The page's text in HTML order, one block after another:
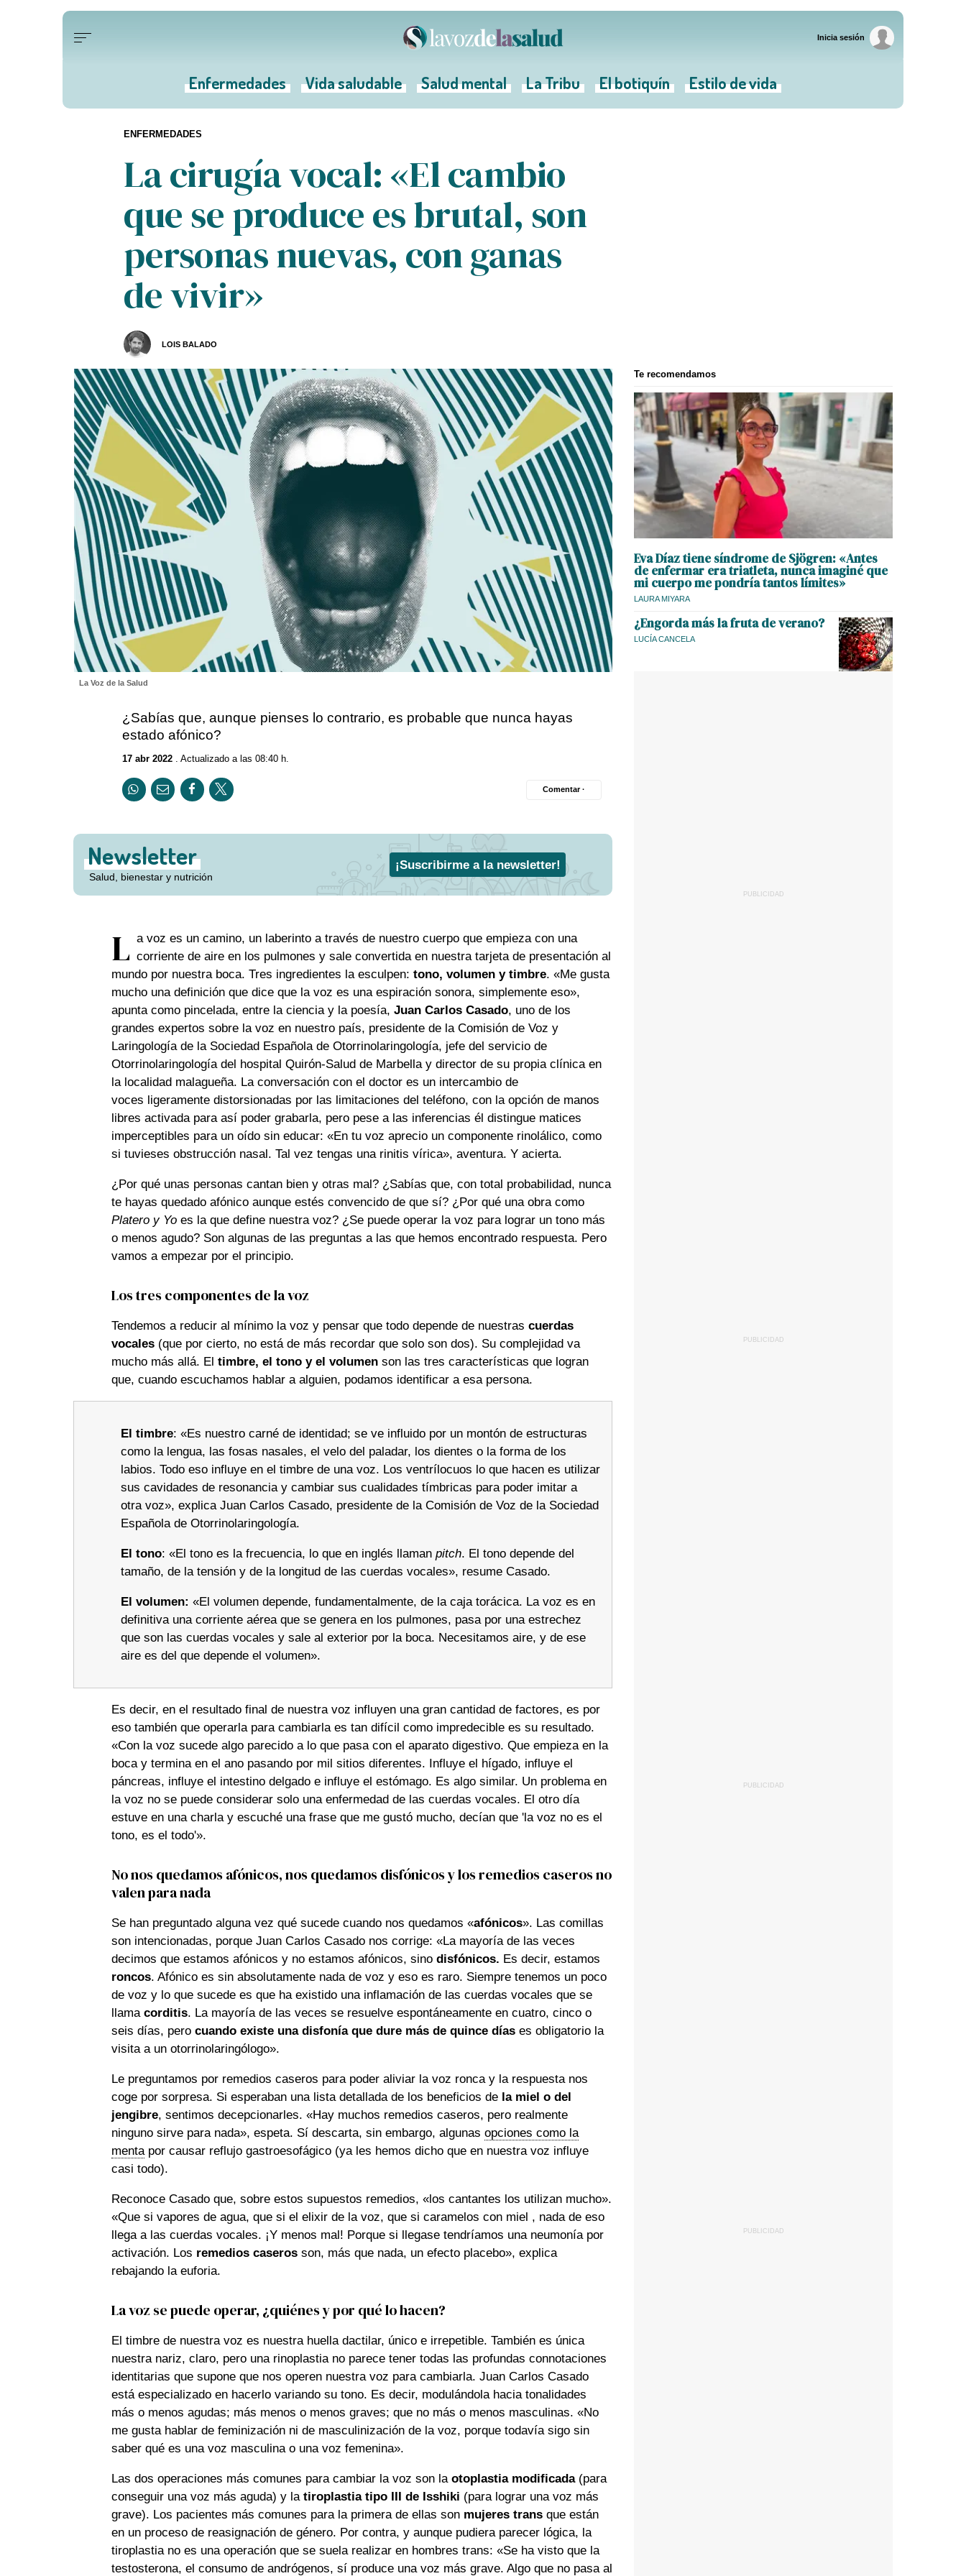
Inicia sesión
Enfermedades Vida saludable Salud mental La Tribu El botiquín Estilo de vida
La cirugía vocal: «El cambio
que se produce es brutal, son
personas nuevas, con ganas
de vivir»
LOIS BALADO
ENFERMEDADES
La Voz de la Salud
¿Sabías que, aunque pienses lo contrario, es probable que nunca hayas
estado afónico?
17 abr 2022. Actualizado a las 08:40 h.
Comentar ·
Newsletter
Salud, bienestar y nutrición
¡Suscribirme a la newsletter!
L a voz es un camino, un laberinto a través de nuestro cuerpo que empieza con una
corriente de aire en los pulmones y sale convertida en nuestra tarjeta de presentación al
mundo por nuestra boca. Tres ingredientes la esculpen: tono, volumen y timbre. «Me gusta
mucho una definición que dice que la voz es una espiración sonora, simplemente eso»,
apunta como pincelada, entre la ciencia y la poesía, Juan Carlos Casado, uno de los
grandes expertos sobre la voz en nuestro país, presidente de la Comisión de Voz y
Laringología de la Sociedad Española de Otorrinolaringología, jefe del servicio de
Otorrinolaringología del hospital Quirón-Salud de Marbella y director de su propia clínica en
la localidad malagueña. La conversación con el doctor es un intercambio de
voces ligeramente distorsionadas por las limitaciones del teléfono, con la opción de manos
libres activada para así poder grabarla, pero pese a las inferencias él distingue matices
imperceptibles para un oído sin educar: «En tu voz aprecio un componente rinolálico, como
si tuvieses obstrucción nasal. Tal vez tengas una rinitis vírica», aventura. Y acierta.
¿Por qué unas personas cantan bien y otras mal? ¿Sabías que, con total probabilidad, nunca
te hayas quedado afónico aunque estés convencido de que sí? ¿Por qué una obra como
Platero y Yoes la que define nuestra voz? ¿Se puede operar la voz para lograr un tono más
o menos agudo? Son algunas de las preguntas a las que hemos encontrado respuesta. Pero
vamos a empezar por el principio.
Los tres componentes de la voz
Tendemos a reducir al mínimo la voz y pensar que todo depende de nuestras cuerdas
vocales(que por cierto, no está de más recordar que solo son dos). Su complejidad va
mucho más allá. El timbre, el tono y el volumenson las tres características que logran
que, cuando escuchamos hablar a alguien, podamos identificar a esa persona.
El timbre: «Es nuestro carné de identidad; se ve influido por un montón de estructuras
como la lengua, las fosas nasales, el velo del paladar, los dientes o la forma de los
labios. Todo eso influye en el timbre de una voz. Los ventrílocuos lo que hacen es utilizar
sus cavidades de resonancia y cambiar sus cualidades tímbricas para poder imitar a
otra voz», explica Juan Carlos Casado, presidente de la Comisión de Voz de la Sociedad
Española de Otorrinolaringología.
El tono: «El tono es la frecuencia, lo que en inglés llamanpitch. El tono depende del
tamaño, de la tensión y de la longitud de las cuerdas vocales», resume Casado.
El volumen: «El volumen depende, fundamentalmente, de la caja torácica. La voz es en
definitiva una corriente aérea que se genera en los pulmones, pasa por una estrechez
que son las cuerdas vocales y sale al exterior por la boca. Necesitamos aire, y de ese
aire es del que depende el volumen».
Es decir, en el resultado final de nuestra voz influyen una gran cantidad de factores, es por
eso también que operarla para cambiarla es tan difícil como impredecible es su resultado.
«Con la voz sucede algo parecido a lo que pasa con el aparato digestivo. Que empieza en la
boca y termina en el ano pasando por mil sitios diferentes. Influye el hígado, influye el
páncreas, influye el intestino delgado e influye el estómago. Es algo similar. Un problema en
la voz no se puede considerar solo una enfermedad de las cuerdas vocales. El otro día
estuve en una charla y escuché una frase que me gustó mucho, decían que 'la voz no es el
tono, es el todo'».
No nos quedamos afónicos, nos quedamos disfónicos y los remedios caseros no
valen para nada
Se han preguntado alguna vez qué sucede cuando nos quedamos «afónicos». Las comillas
son intencionadas, porque Juan Carlos Casado nos corrige: «La mayoría de las veces
decimos que estamos afónicos y no estamos afónicos, sino disfónicos. Es decir, estamos
roncos. Afónico es sin absolutamente nada de voz y eso es raro. Siempre tenemos un poco
de voz y lo que sucede es que ha existido una inflamación de las cuerdas vocales que se
llama corditis. La mayoría de las veces se resuelve espontáneamente en cuatro, cinco o
seis días, pero cuando existe una disfonía que dure más de quince díases obligatorio la
visita a un otorrinolaringólogo».
Le preguntamos por remedios caseros para poder aliviar la voz ronca y la respuesta nos
coge por sorpresa. Si esperaban una lista detallada de los beneficios de la miel o del
jengibre, sentimos decepcionarles. «Hay muchos remedios caseros, pero realmente
ninguno sirve para nada», espeta. Sí descarta, sin embargo, algunas opciones como la
mentapor causar reflujo gastroesofágico (ya les hemos dicho que en nuestra voz influye
casi todo).
Reconoce Casado que, sobre estos supuestos remedios, «los cantantes los utilizan mucho».
«Que si vapores de agua, que si el elixir de la voz, que si caramelos con miel , nada de eso
llega a las cuerdas vocales. ¡Y menos mal! Porque si llegase tendríamos una neumonía por
activación. Los remedios caserosson, más que nada, un efecto placebo», explica
rebajando la euforia.
La voz se puede operar, ¿quiénes y por qué lo hacen?
El timbre de nuestra voz es nuestra huella dactilar, único e irrepetible. También es única
nuestra nariz, claro, pero una rinoplastia no parece tener todas las profundas connotaciones
identitarias que supone que nos operen nuestra voz para cambiarla. Juan Carlos Casado
está especializado en hacerlo variando su tono. Es decir, modulándola hacia tonalidades
más o menos agudas; más menos o menos graves; que no más o menos masculinas. «No
me gusta hablar de feminización ni de masculinización de la voz, porque todavía sigo sin
saber qué es una voz masculina o una voz femenina».
Las dos operaciones más comunes para cambiar la voz son la otoplastia modificada(para
conseguir una voz más aguda) y la tiroplastia tipo III de Isshiki (para lograr una voz más
grave). Los pacientes más comunes para la primera de ellas son mujeres transque están
en un proceso de reasignación de género. Por contra, y aunque pudiera parecer lógica, la
tiroplastia no es una operación que se suela realizar en hombres trans: «Se ha visto que la
testosterona, el consumo de andrógenos, sí produce una voz más grave. Algo que no pasa al
Te recomendamos
Eva Díaz tiene síndrome de Sjögren: «Antes
de enfermar era triatleta, nunca imaginé que
mi cuerpo me pondría tantos límites»
LAURA MIYARA
¿Engorda más la fruta de verano?
LUCÍA CANCELA